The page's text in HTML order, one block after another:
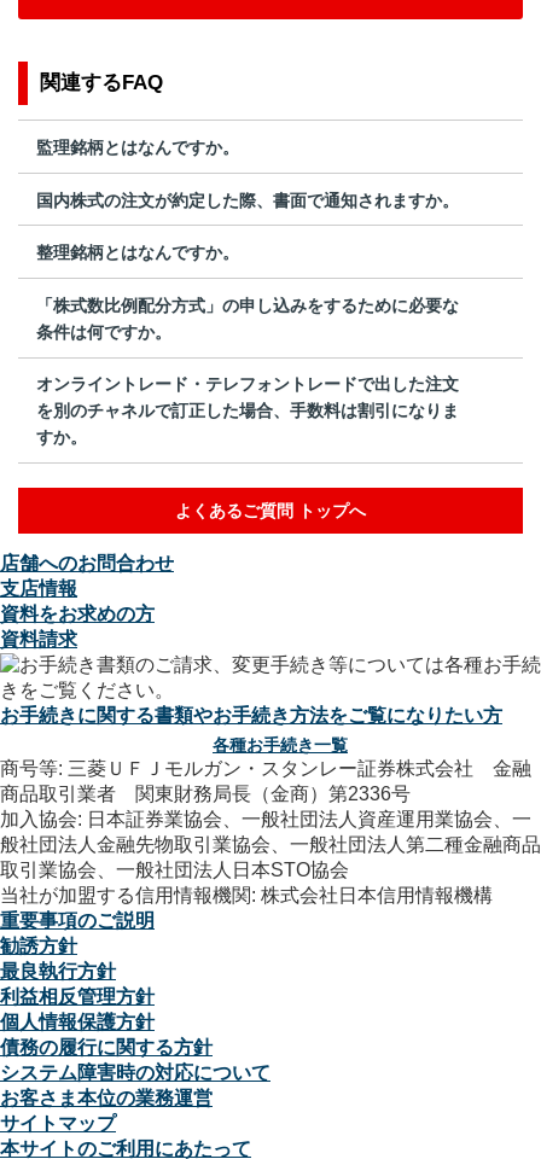
関連するFAQ
監理銘柄とはなんですか。
国内株式の注文が約定した際、書面で通知されますか。
整理銘柄とはなんですか。
「株式数比例配分方式」の申し込みをするために必要な
条件は何ですか。
オンライントレード・テレフォントレードで出した注文
を別のチャネルで訂正した場合、手数料は割引になりま
すか。
よくあるご質問 トップへ
店舗へのお問合わせ
支店情報
資料をお求めの方
資料請求
お手続きに関する書類やお手続き方法をご覧になりたい方
各種お手続き一覧
商号等: 三菱ＵＦＪモルガン・スタンレー証券株式会社 金融
商品取引業者 関東財務局長（金商）第2336号
加入協会: 日本証券業協会、一般社団法人資産運用業協会、一
般社団法人金融先物取引業協会、一般社団法人第二種金融商品
取引業協会、一般社団法人日本STO協会
当社が加盟する信用情報機関: 株式会社日本信用情報機構
重要事項のご説明
勧誘方針
最良執行方針
利益相反管理方針
個人情報保護方針
債務の履行に関する方針
システム障害時の対応について
お客さま本位の業務運営
サイトマップ
本サイトのご利用にあたって